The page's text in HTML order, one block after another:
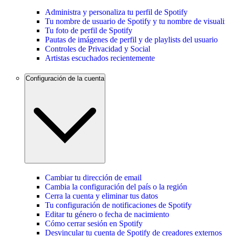
Administra y personaliza tu perfil de Spotify
Tu nombre de usuario de Spotify y tu nombre de
Tu foto de perfil de Spotify
Pautas de imágenes de perfil y de playlists del usuario
Controles de Privacidad y Social
Artistas escuchados recientemente
Configuración de la cuenta
Cambiar tu dirección de email
Cambia la configuración del país o la región
Cerra la cuenta y eliminar tus datos
Tu configuración de notificaciones de Spotify
Editar tu género o fecha de nacimiento
Cómo cerrar sesión en Spotify
Desvincular tu cuenta de Spotify de creadores externos